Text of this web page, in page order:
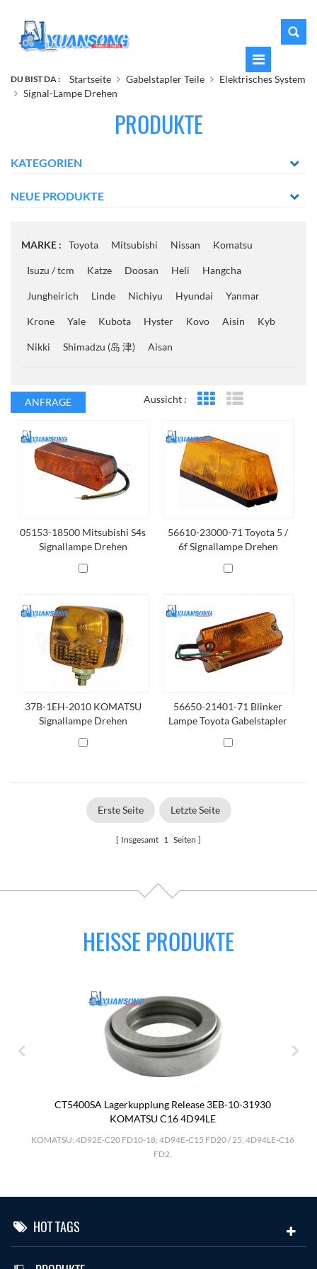
DU BIST DA : Startseite Gabelstapler Teile
Elektrisches System
Signal-Lampe Drehen
PRODUKTE
KATEGORIEN
NEUE PRODUKTE
MARKE : Toyota Mitsubishi Nissan Komatsu
Isuzu / tcm Katze Doosan Heli Hangcha
Jungheirich Linde Nichiyu Hyundai Yanmar
Krone Yale Kubota Hyster Kovo Aisin Kyb
Nikki Shimadzu (岛 津) Aisan
ANFRAGE Aussicht : Rasteransicht
05153-18500 Mitsubishi S4s
Signallampe Drehen
56610-23000-71 Toyota 5 /
6f Signallampe Drehen
37B-1EH-2010 KOMATSU
Signallampe Drehen
56650-21401-71 Blinker
Lampe Toyota Gabelstapler
Erste Seite Letzte Seite
Insgesamt 1 Seiten
HEISSE PRODUKTE
CT5400SA Lagerkupplung Release 3EB-10-31930
KOMATSU C16 4D94LE
KOMATSU: 4D92E-C20 FD10-18; 4D94E-C15 FD20 / 25; 4D94LE-C16
FD2.
HOT TAGS